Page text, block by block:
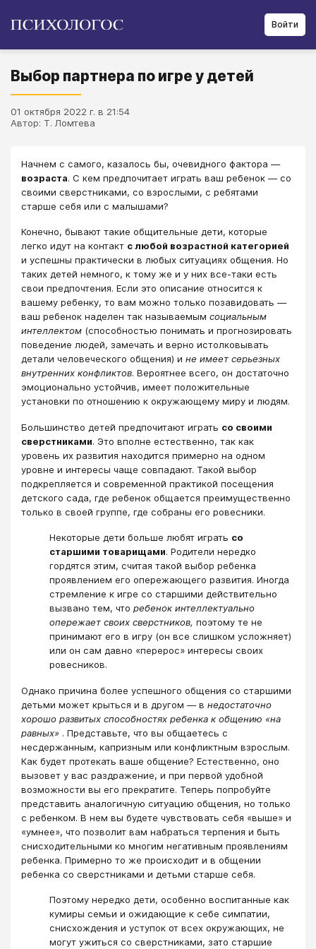
Войти
Выбор партнера по игре у детей
01 октября 2022 г. в 21:54
Автор: Т. Ломтева
Начнем с самого, казалось бы, очевидного фактора ―
возраста. С кем предпочитает играть ваш ребенок ― со
своими сверстниками, со взрослыми, с ребятами
старше себя или с малышами?
Конечно, бывают такие общительные дети, которые
легко идут на контакт с любой возрастной категорией
и успешны практически в любых ситуациях общения. Но
таких детей немного, к тому же и у них все-таки есть
свои предпочтения. Если это описание относится к
вашему ребенку, то вам можно только позавидовать ―
ваш ребенок наделен так называемым социальным
интеллектом (способностью понимать и прогнозировать
поведение людей, замечать и верно истолковывать
детали человеческого общения) и не имеет серьезных
внутренних конфликтов. Вероятнее всего, он достаточно
эмоционально устойчив, имеет положительные
установки по отношению к окружающему миру и людям.
Большинство детей предпочитают играть со своими
сверстниками. Это вполне естественно, так как
уровень их развития находится примерно на одном
уровне и интересы чаще совпадают. Такой выбор
подкрепляется и современной практикой посещения
детского сада, где ребенок общается преимущественно
только в своей группе, где собраны его ровесники.
Некоторые дети больше любят играть со
старшими товарищами. Родители нередко
гордятся этим, считая такой выбор ребенка
проявлением его опережающего развития. Иногда
стремление к игре со старшими действительно
вызвано тем, что ребенок интеллектуально
опережает своих сверстников, поэтому те не
принимают его в игру (он все слишком усложняет)
или он сам давно «перерос» интересы своих
ровесников.
Однако причина более успешного общения со старшими
детьми может крыться и в другом ― в недостаточно
хорошо развитых способностях ребенка к общению «на
равных» . Представьте, что вы общаетесь с
несдержанным, капризным или конфликтным взрослым.
Как будет протекать ваше общение? Естественно, оно
вызовет у вас раздражение, и при первой удобной
возможности вы его прекратите. Теперь попробуйте
представить аналогичную ситуацию общения, но только
с ребенком. В нем вы будете чувствовать себя «выше» и
«умнее», что позволит вам набраться терпения и быть
снисходительными ко многим негативным проявлениям
ребенка. Примерно то же происходит и в общении
ребенка со сверстниками и детьми старше себя.
Поэтому нередко дети, особенно воспитанные как
кумиры семьи и ожидающие к себе симпатии,
снисхождения и уступок от всех окружающих, не
могут ужиться со сверстниками, зато старшие